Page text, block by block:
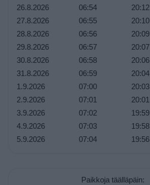
26.8.2026
06:54
20:12
27.8.2026
06:55
20:10
28.8.2026
06:56
20:09
29.8.2026
06:57
20:07
30.8.2026
06:58
20:06
31.8.2026
06:59
20:04
1.9.2026
07:00
20:03
2.9.2026
07:01
20:01
3.9.2026
07:02
19:59
4.9.2026
07:03
19:58
5.9.2026
07:04 19:56
Paikkoja täälläpäin: